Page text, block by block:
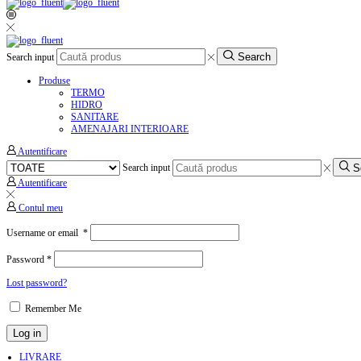
Search input Search
Produse
TERMO
HIDRO
SANITARE
AMENAJARI INTERIOARE
Autentificare
Search input
Autentificare
Contul meu
Username or email *
Password *
Lost password?
Remember Me
Log in
LIVRARE